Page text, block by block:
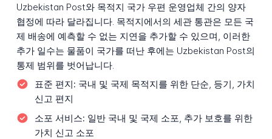
Uzbekistan Post와 목적지 국가 우편 운영업체 간의 양자
협정에 따라 달라집니다. 목적지에서의 세관 통관은 모든 국
제 배송에 예측할 수 없는 지연을 추가할 수 있으며, 이러한
추가 일수는 물품이 국가를 떠난 후에는 Uzbekistan Post의
통제 범위를 벗어납니다.
표준 편지: 국내 및 국제 목적지를 위한 단순, 등기, 가치
신고 편지
소포 서비스: 일반 국내 및 국제 소포, 추가 보호를 위한
가치 신고 소포